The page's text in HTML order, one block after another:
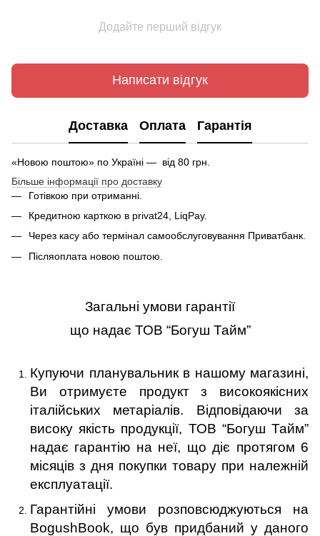
Додайте перший відгук
Написати відгук
Доставка Оплата Гарантія
«Новою поштою» по Україні — вiд 80 грн.
Більше інформації про доставку
Готівкою при отриманні.
Кредитною карткою в privat24, LiqPay.
Через касу або термінал самообслуговування Приватбанк.
Післяоплата новою поштою.
Загальні умови гарантії
що надає ТОВ “Богуш Тайм”
Купуючи планувальник в нашому магазині,
Ви отримуєте продукт з високоякісних
італійських метаріалів. Відповідаючи за
високу якість продукції, ТОВ “Богуш Тайм”
надає гарантію на неї, що діє протягом 6
місяців з дня покупки товару при належній
експлуатації.
Гарантійні умови розповсюджуються на
BogushBook, що був придбаний у даного